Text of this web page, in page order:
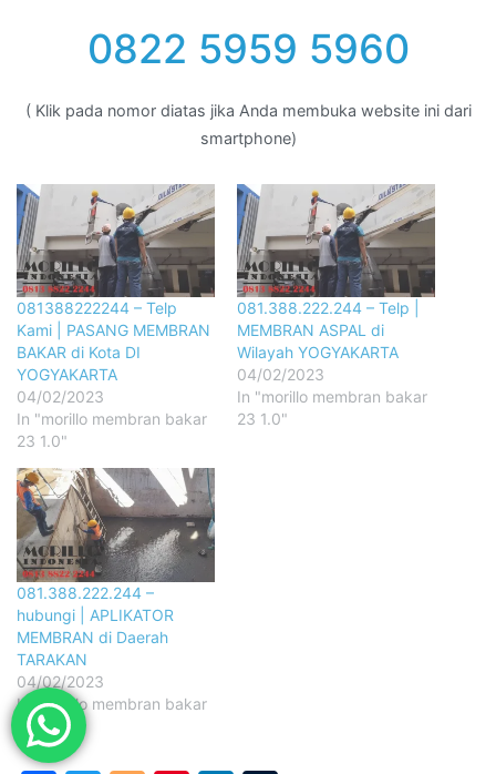
0822 5959 5960
( Klik pada nomor diatas jika Anda membuka website ini dari
smartphone)
081388222244 – Telp
Kami | PASANG MEMBRAN
BAKAR di Kota DI
YOGYAKARTA
04/02/2023
In "morillo membran bakar
23 1.0"
081.388.222.244 – Telp |
MEMBRAN ASPAL di
Wilayah YOGYAKARTA
04/02/2023
In "morillo membran bakar
23 1.0"
081.388.222.244 –
hubungi | APLIKATOR
MEMBRAN di Daerah
TARAKAN
04/02/2023
In "morillo membran bakar
23 1.0"